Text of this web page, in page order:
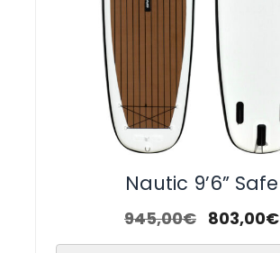
Nautic 9’6” Safe
945,00€ 803,00€